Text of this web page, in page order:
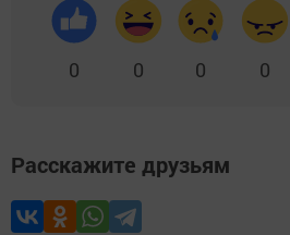
0 0 0 0
Расскажите друзьям